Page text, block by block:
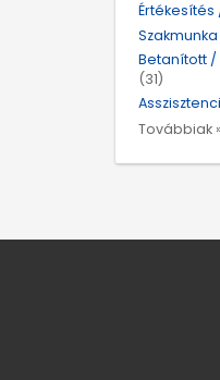
Betanított /
(31)
Továbbiak »